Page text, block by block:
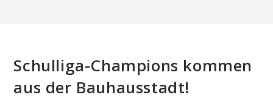
Schulliga-Champions kommen
aus der Bauhausstadt!